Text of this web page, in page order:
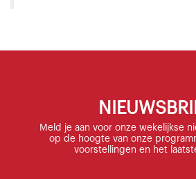
Meld je aan voor onze wekelijkse
op de hoogte van onze
voorstellingen en het